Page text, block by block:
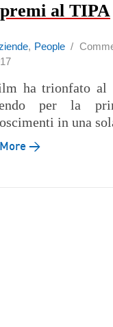
al TIPA
, People/
ha trionfato al
per la
in una
More →